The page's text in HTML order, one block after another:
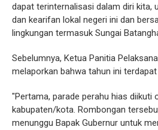
dapat terinternalisasi dalam diri kita,
dan kearifan lokal negeri ini dan
lingkungan termasuk Sungai
Sebelumnya, Ketua Panitia
melaporkan bahwa tahun ini
"Pertama, parade perahu hias diikuti
kabupaten/kota. Rombongan
menunggu Bapak Gubernur untuk